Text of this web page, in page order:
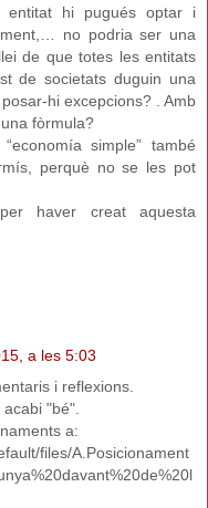
hi pugués optar i
no podria ser una
de que totes les entitats
de societats duguin una
hi excepcions? . Amb
fòrmula?
simple” també
perquè no se les pot
haver creat aquesta
a les 5:03
i reflexions.
"bé".
a:
files/A.Posicionament